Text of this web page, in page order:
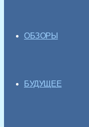
ОБЗОРЫ
БУДУЩЕЕ